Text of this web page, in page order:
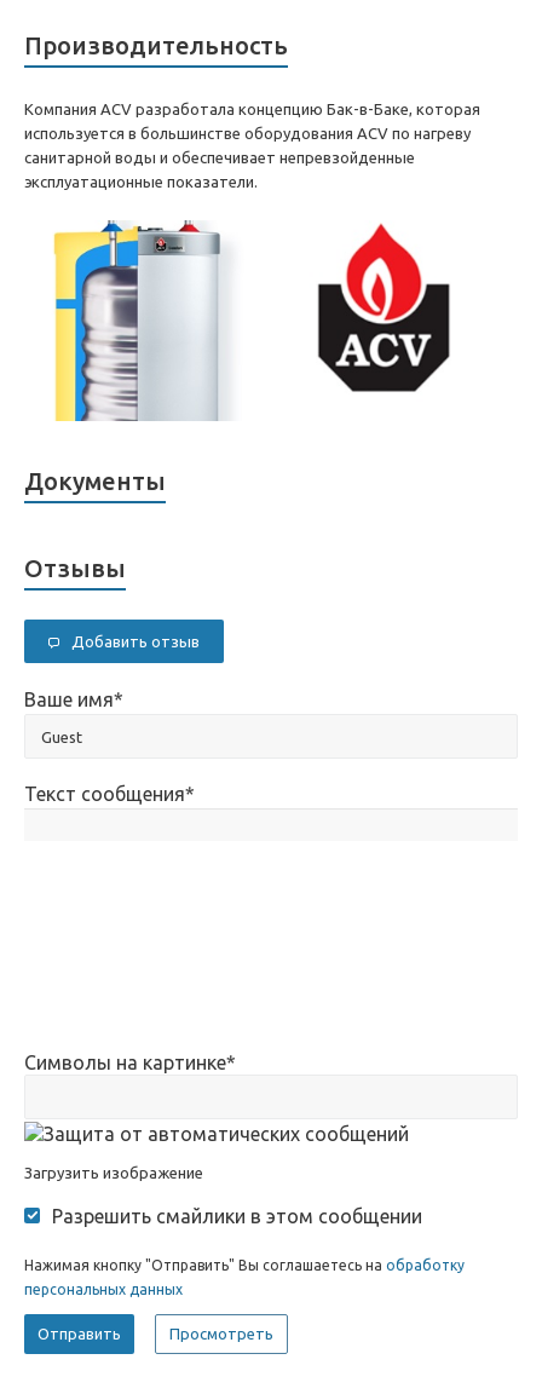
Производительность
Компания ACV разработала концепцию Бак-в-Баке, которая
используется в большинстве оборудования ACV по нагреву
санитарной воды и обеспечивает непревзойденные
эксплуатационные показатели.
Документы
Отзывы
Добавить отзыв
Ваше имя*
Текст сообщения*
Символы на картинке*
Загрузить изображение
Разрешить смайлики в этом сообщении
Нажимая кнопку "Отправить" Вы соглашаетесь на обработку
персональных данных